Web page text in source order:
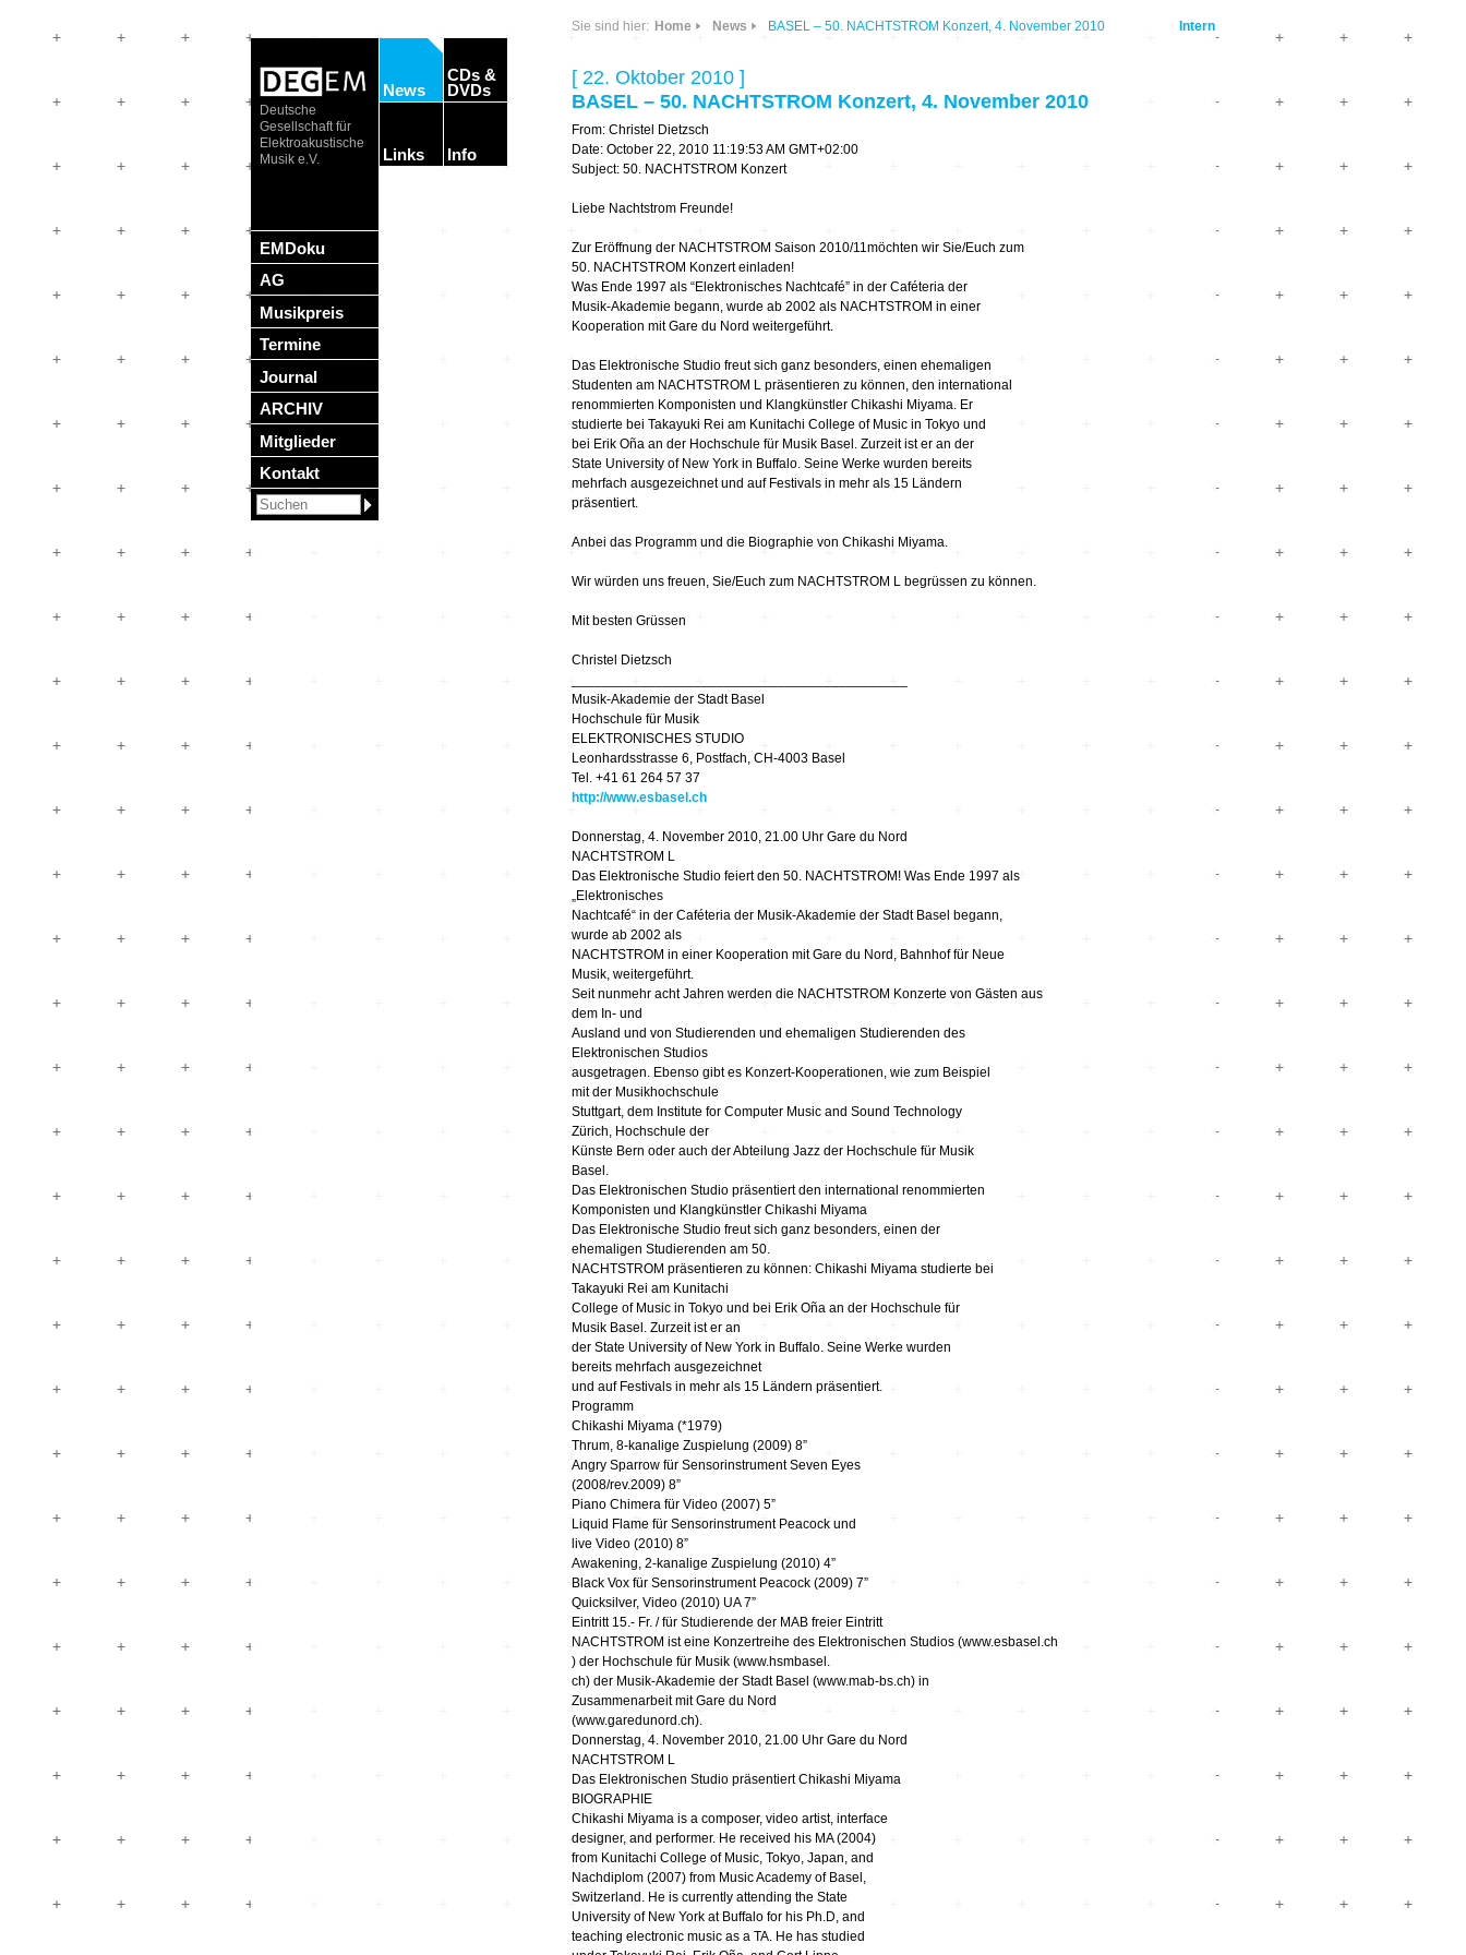
Deutsche
Gesellschaft für
Elektroakustische
Musik e.V.
EMDoku
AG
Musikpreis
Termine
Journal
ARCHIV
Mitglieder
Kontakt
News
CDs &
DVDs
HÖREN – in dieser
Zeit
Allegro Praestat
Listening Machines
– Ecological
Perspectives
Kompositionen
Zukunftsmusik – im
hier und jetzt oder
20_20
drop the beat
Escape
Grenzen
wandlungen
unplump
Replace
Cache 2009
Orpheus 400
50 Jahre Studio TU-
Berlin
90 Sekunden
Wirklichkeit
Netzmusik – Net
Music
kontinuum…
bruchlos
Feedback CD3
Landschaften
Klangkunst in
Deutschland
Ausbruch Aufbruch
LeiseLaute
Noisy Colour
Links
Ausbildung &
Forschung
Orte & Konzerte
Hardware
Radio & TV
Stipendien
Zeitschriften
Info
Sie sind hier: Home News BASEL – 50. NACHTSTROM Konzert, 4. November 2010 Intern
[ 22. Oktober 2010 ]
BASEL – 50. NACHTSTROM Konzert, 4. November 2010
From: Christel Dietzsch
Date: October 22, 2010 11:19:53 AM GMT+02:00
Subject: 50. NACHTSTROM Konzert
Liebe Nachtstrom Freunde!
Zur Eröffnung der NACHTSTROM Saison 2010/11möchten wir Sie/Euch zum
50. NACHTSTROM Konzert einladen!
Was Ende 1997 als “Elektronisches Nachtcafé” in der Caféteria der
Musik-Akademie begann, wurde ab 2002 als NACHTSTROM in einer
Kooperation mit Gare du Nord weitergeführt.
Das Elektronische Studio freut sich ganz besonders, einen ehemaligen
Studenten am NACHTSTROM L präsentieren zu können, den international
renommierten Komponisten und Klangkünstler Chikashi Miyama. Er
studierte bei Takayuki Rei am Kunitachi College of Music in Tokyo und
bei Erik Oña an der Hochschule für Musik Basel. Zurzeit ist er an der
State University of New York in Buffalo. Seine Werke wurden bereits
mehrfach ausgezeichnet und auf Festivals in mehr als 15 Ländern
präsentiert.
Anbei das Programm und die Biographie von Chikashi Miyama.
Wir würden uns freuen, Sie/Euch zum NACHTSTROM L begrüssen zu können.
Mit besten Grüssen
Christel Dietzsch
Musik-Akademie der Stadt Basel
Hochschule für Musik
ELEKTRONISCHES STUDIO
Leonhardsstrasse 6, Postfach, CH-4003 Basel
Tel. +41 61 264 57 37
http://www.esbasel.ch
Donnerstag, 4. November 2010, 21.00 Uhr Gare du Nord
NACHTSTROM L
Das Elektronische Studio feiert den 50. NACHTSTROM! Was Ende 1997 als
„Elektronisches
Nachtcafé“ in der Caféteria der Musik-Akademie der Stadt Basel begann,
wurde ab 2002 als
NACHTSTROM in einer Kooperation mit Gare du Nord, Bahnhof für Neue
Musik, weitergeführt.
Seit nunmehr acht Jahren werden die NACHTSTROM Konzerte von Gästen aus
dem In- und
Ausland und von Studierenden und ehemaligen Studierenden des
Elektronischen Studios
ausgetragen. Ebenso gibt es Konzert-Kooperationen, wie zum Beispiel
mit der Musikhochschule
Stuttgart, dem Institute for Computer Music and Sound Technology
Zürich, Hochschule der
Künste Bern oder auch der Abteilung Jazz der Hochschule für Musik
Basel.
Das Elektronischen Studio präsentiert den international renommierten
Komponisten und Klangkünstler Chikashi Miyama
Das Elektronische Studio freut sich ganz besonders, einen der
ehemaligen Studierenden am 50.
NACHTSTROM präsentieren zu können: Chikashi Miyama studierte bei
Takayuki Rei am Kunitachi
College of Music in Tokyo und bei Erik Oña an der Hochschule für
Musik Basel. Zurzeit ist er an
der State University of New York in Buffalo. Seine Werke wurden
bereits mehrfach ausgezeichnet
und auf Festivals in mehr als 15 Ländern präsentiert.
Programm
Chikashi Miyama (*1979)
Thrum, 8-kanalige Zuspielung (2009) 8”
Angry Sparrow für Sensorinstrument Seven Eyes
(2008/rev.2009) 8”
Piano Chimera für Video (2007) 5”
Liquid Flame für Sensorinstrument Peacock und
live Video (2010) 8”
Awakening, 2-kanalige Zuspielung (2010) 4”
Black Vox für Sensorinstrument Peacock (2009) 7”
Quicksilver, Video (2010) UA 7”
Eintritt 15.- Fr. / für Studierende der MAB freier Eintritt
NACHTSTROM ist eine Konzertreihe des Elektronischen Studios (www.esbasel.ch
) der Hochschule für Musik (www.hsmbasel.
ch) der Musik-Akademie der Stadt Basel (www.mab-bs.ch) in
Zusammenarbeit mit Gare du Nord
(www.garedunord.ch).
Donnerstag, 4. November 2010, 21.00 Uhr Gare du Nord
NACHTSTROM L
Das Elektronischen Studio präsentiert Chikashi Miyama
BIOGRAPHIE
Chikashi Miyama is a composer, video artist, interface
designer, and performer. He received his MA (2004)
from Kunitachi College of Music, Tokyo, Japan, and
Nachdiplom (2007) from Music Academy of Basel,
Switzerland. He is currently attending the State
University of New York at Buffalo for his Ph.D, and
teaching electronic music as a TA. He has studied